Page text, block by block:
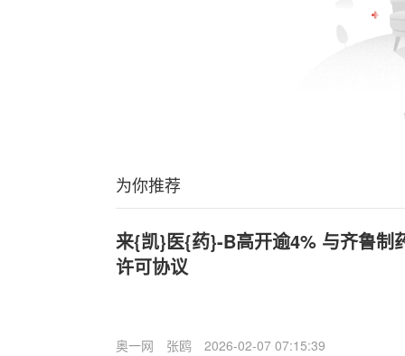
为你推荐
来{凯}医{药}-B高开逾4% 与齐鲁制
许可协议
奥一网 张鸥 2026-02-07 07:15:39